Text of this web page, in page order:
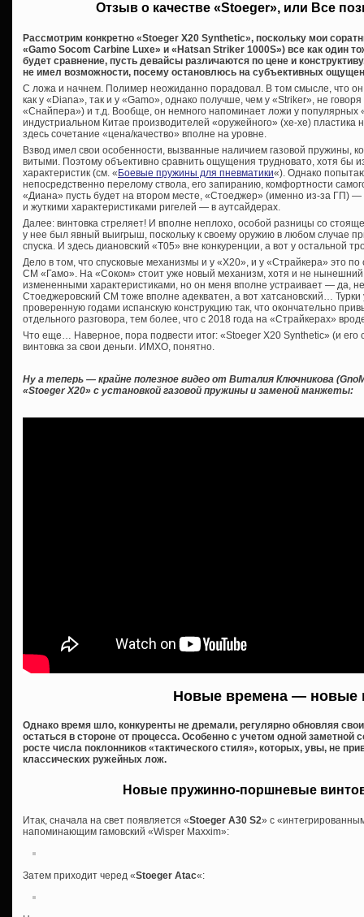
Отзыв о качестве «Stoeger», или Все
Рассмотрим конкретно «Stoeger X20 Synthetic», поскольку мои
«Gamo Socom Carbine Luxe» и «Hatsan Striker 1000S») все как один
будет сравнение, пусть девайсы различаются по цене и
не имел возможности, посему остановлюсь на субъективных
С ложа и начнем. Полимер неожиданно порадовал. В том смысле, что он
как у «Diana», так и у «Gamo», однако получше, чем у «Striker», не
«Снайпера») и т.д. Вообще, он немного напоминает ложи у
индустриальном Китае производителей «оружейного» (хе-хе)
здесь сочетание «цена/качество» вполне на уровне.
Взвод имел свои особенности, вызванные наличием газовой пружины,
витыми. Поэтому объективно сравнить ощущения трудновато, хотя бы
характеристик (см. « Боевые пружины для пневматики«). Однако
непосредственно перелому ствола, его запиранию, комфортности
«Диана» пусть будет на втором месте, «Стоеджер» (именно из-за ГП)
и жуткими характеристиками ригелей — в аутсайдерах.
Далее: винтовка стреляет! И вполне неплохо, особой разницы со
у нее был явный выигрыш, поскольку к своему оружию в любом случае
спуска. И здесь диановский «Т05» вне конкуренции, а вот у остальной
Дело в том, что спусковые механизмы и у «Х20», и у «Страйкера» это по
СМ «Гамо». На «Соком» стоит уже новый механизм, хотя и не нынешний
измененными характеристиками, но он меня вполне устраивает — да,
Стоеджеровский СМ тоже вполне адекватен, а вот хатсановский…
проверенную годами испанскую конструкцию так, что окончательно
отдельного разговора, тем более, что с 2018 года на «Страйкерах»
Что еще… Наверное, пора подвести итог: «Stoeger X20 Synthetic» (и его
винтовка за свои деньги. ИМХО, понятно.
Ну а теперь — крайне полезное видео от Виталия Ключникова
«Stoeger X20» с установкой газовой пружины и заменой манжеты:
Новые времена — новые
Однако время шло, конкуренты не дремали, регулярно обновляя
остаться в стороне от процесса. Особенно с учетом одной заметной
росте числа поклонников «тактического стиля», которых, увы, не
классических ружейных лож.
Новые пружинно-поршневые
Итак, сначала на свет появляется «Stoeger A30 S2» с
напоминающим гамовский «Wisper Maxxim»:
Затем приходит черед «Stoeger Atac«: